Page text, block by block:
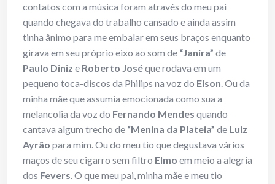
contatos com a música foram através do meu pai
quando chegava do trabalho cansado e ainda assim
tinha ânimo para me embalar em seus braços enquanto
girava em seu próprio eixo ao som de “Janira” de
Paulo Diniz e Roberto Joséque rodava em um
pequeno toca-discos da Philips na voz do Elson. Ou da
minha mãe que assumia emocionada como sua a
melancolia da voz do Fernando Mendes quando
cantava algum trecho de “Menina da Plateia” de Luiz
Ayrão para mim. Ou do meu tio que degustava vários
maços de seu cigarro sem filtro Elmo em meio a alegria
dos Fevers. O que meu pai, minha mãe e meu tio